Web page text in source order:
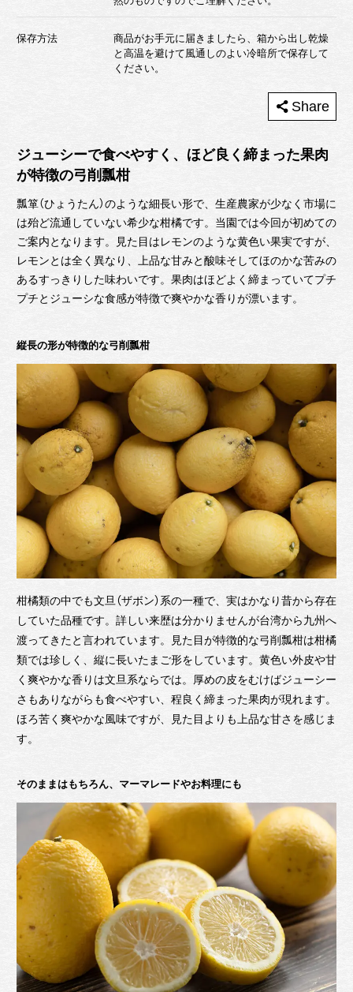
保存方法
商品がお手元に届きましたら、箱から出し乾燥
と高温を避けて風通しのよい冷暗所で保存して
ください。
Share
コピーしました
ジューシーで食べやすく、ほど良く締まった果肉
が特徴の弓削瓢柑
瓢箪（ひょうたん）のような細長い形で、生産農家が少なく市場に
は殆ど流通していない希少な柑橘です。当園では今回が初めての
ご案内となります。見た目はレモンのような黄色い果実ですが、
レモンとは全く異なり、上品な甘みと酸味そしてほのかな苦みの
あるすっきりした味わいです。果肉はほどよく締まっていてプチ
プチとジューシな食感が特徴で爽やかな香りが漂います。
縦長の形が特徴的な弓削瓢柑
柑橘類の中でも文旦（ザボン）系の一種で、実はかなり昔から存在
していた品種です。詳しい来歴は分かりませんが台湾から九州へ
渡ってきたと言われています。見た目が特徴的な弓削瓢柑は柑橘
類では珍しく、縦に長いたまご形をしています。黄色い外皮や甘
く爽やかな香りは文旦系ならでは。厚めの皮をむけばジューシー
さもありながらも食べやすい、程良く締まった果肉が現れます。
ほろ苦く爽やかな風味ですが、見た目よりも上品な甘さを感じま
す。
そのままはもちろん、マーマレードやお料理にも